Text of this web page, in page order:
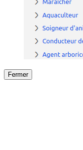
Fermer